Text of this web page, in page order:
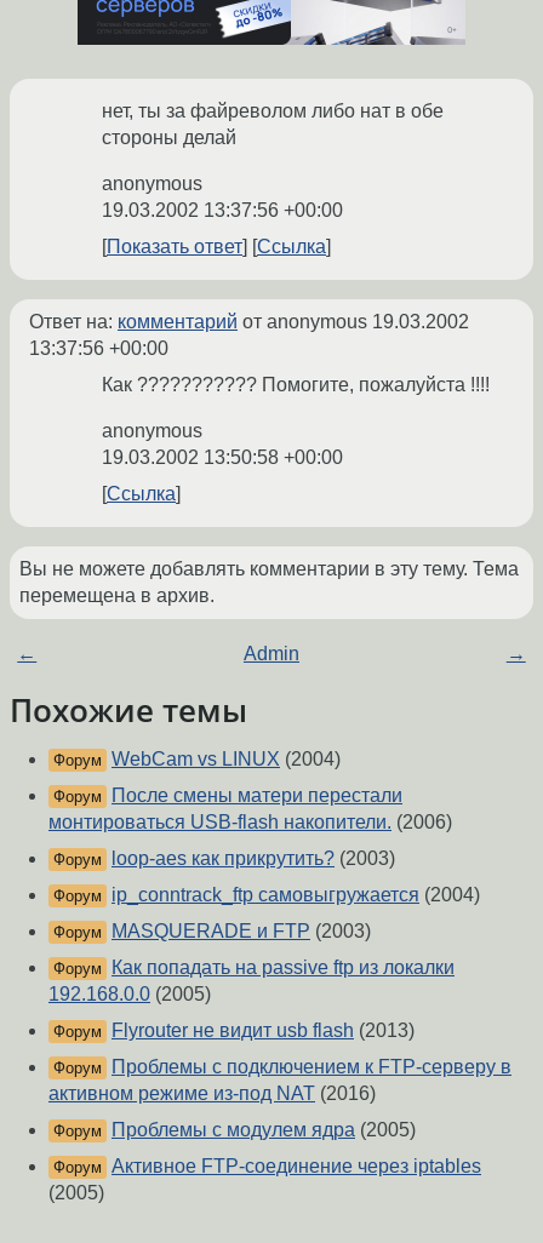
нет, ты за файреволом либо нат в обе
стороны делай
anonymous
19.03.2002 13:37:56 +00:00
Показать ответ
Ссылка
Ответ на: комментарий от anonymous 19.03.2002
13:37:56 +00:00
Как ??????????? Помогите, пожалуйста !!!!
anonymous
19.03.2002 13:50:58 +00:00
Ссылка
Вы не можете добавлять комментарии в эту тему. Тема
перемещена в архив.
← Admin →
Похожие темы
Форум WebCam vs LINUX (2004)
Форум
После смены матери перестали
монтироваться USB-flash накопители. (2006)
Форум loop-aes как прикрутить? (2003)
Форум ip_conntrack_ftp самовыгружается (2004)
Форум MASQUERADE и FTP (2003)
Форум
Как попадать на passive ftp из локалки
192.168.0.0 (2005)
Форум Flyrouter не видит usb flash (2013)
Форум
Проблемы с подключением к FTP-серверу в
активном режиме из-под NAT (2016)
Форум Проблемы с модулем ядра (2005)
Форум Активное FTP-соединение через iptables
(2005)